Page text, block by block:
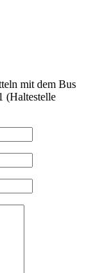
mit dem Bus
(Haltestelle